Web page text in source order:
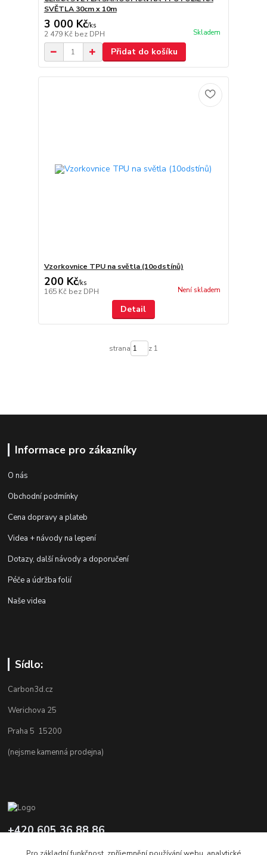
SVĚTLA 30cm x 10m
3 000 Kč/ks
2 479 Kč bez DPH Skladem
Přidat do košíku
Vzorkovnice TPU na světla (10odstínů)
200 Kč/ks
165 Kč bez DPH Není skladem
Detail
strana z 1
Informace pro zákazníky
O nás
Obchodní podmínky
Cena dopravy a plateb
Videa + návody na lepení
Dotazy, další návody a doporučení
Péče a údržba folií
Naše videa
Sídlo:
Carbon3d.cz
Werichova 25
Praha 5 15200
(nejsme kamenná prodejna)
+420 605 36 88 86